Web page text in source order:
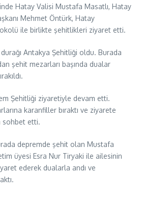
Hatay Valisi Mustafa Masatlı, Hatay
Mehmet Öntürk, Hatay
ile birlikte şehitlikleri ziyaret etti.
Antakya Şehitliği oldu. Burada
şehit mezarları başında dualar
Şehitliği ziyaretiyle devam etti.
karanfiller bıraktı ve ziyarete
sohbet etti.
depremde şehit olan Mustafa
üyesi Esra Nur Tiryaki ile ailesinin
ederek dualarla andı ve